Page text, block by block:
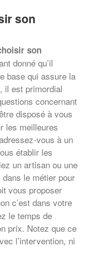
son
son
donné qu’il
base qui assure la
il est primordial
concernant
disposé à vous
les meilleures
vous à un
établir les
un artisan ou une
le métier pour
vous proposer
c’est dans votre
le temps de
prix. Notez que ce
l’intervention, ni